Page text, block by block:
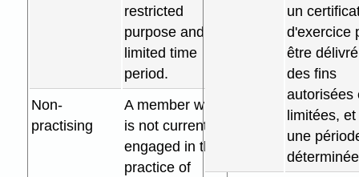
restricted
purpose and a
limited time
period.
Non-
practising
A member who
is not currently
engaged in the
practice of
un
d'exercice
être
des fins
autorisées
limitées,
une
déterminée